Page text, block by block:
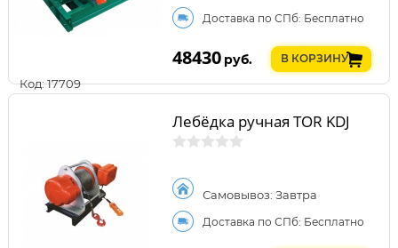
Код: 17709
Доставка по СПб: Бесплатно
48430 руб. В КОРЗИНУ
Лебёдка ручная TOR KDJ
Самовывоз: Завтра
Доставка по СПб: Бесплатно